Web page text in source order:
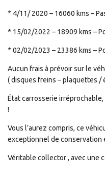
* 4/11/ 2020 – 16060 kms –
* 15/02/2022 – 18909 kms –
* 02/02/2023 – 23386 kms –
Aucun frais à prévoir sur le
( disques freins – plaquettes /
État carrosserie
!
Vous l’aurez compris, ce
exceptionnel de conservation
Véritable collector , avec une